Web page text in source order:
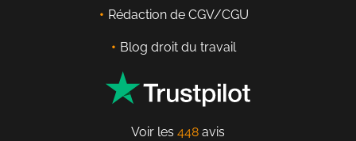
Rédaction de CGV/CGU
Blog droit du travail
Voir les 448 avis